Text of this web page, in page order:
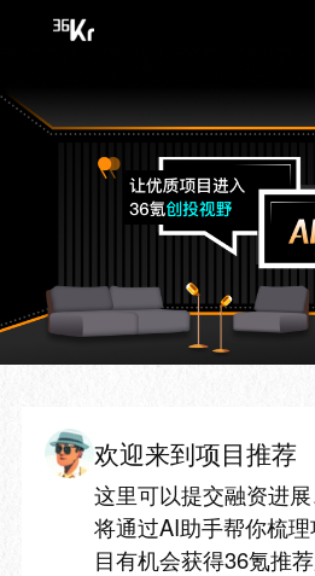
欢迎来到项目推荐
这里可以提交融资进
将通过AI助手帮你梳
目有机会获得36氪推荐